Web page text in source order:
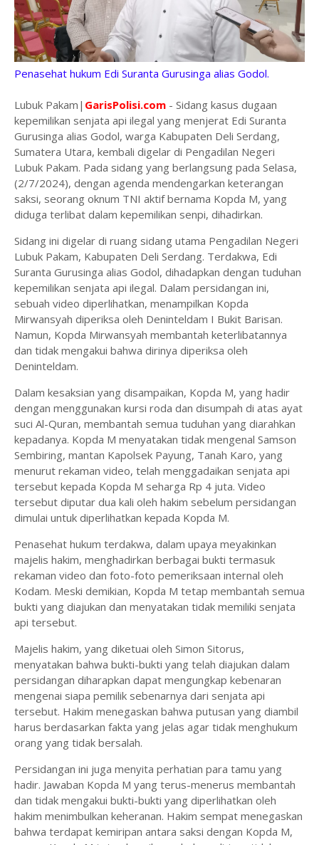
Penasehat hukum Edi Suranta Gurusinga alias Godol.
Lubuk Pakam| GarisPolisi.com - Sidang kasus dugaan
kepemilikan senjata api ilegal yang menjerat Edi Suranta
Gurusinga alias Godol, warga Kabupaten Deli Serdang,
Sumatera Utara, kembali digelar di Pengadilan Negeri
Lubuk Pakam. Pada sidang yang berlangsung pada Selasa,
(2/7/2024), dengan agenda mendengarkan keterangan
saksi, seorang oknum TNI aktif bernama Kopda M, yang
diduga terlibat dalam kepemilikan senpi, dihadirkan.
Sidang ini digelar di ruang sidang utama Pengadilan Negeri
Lubuk Pakam, Kabupaten Deli Serdang. Terdakwa, Edi
Suranta Gurusinga alias Godol, dihadapkan dengan tuduhan
kepemilikan senjata api ilegal. Dalam persidangan ini,
sebuah video diperlihatkan, menampilkan Kopda
Mirwansyah diperiksa oleh Deninteldam I Bukit Barisan.
Namun, Kopda Mirwansyah membantah keterlibatannya
dan tidak mengakui bahwa dirinya diperiksa oleh
Deninteldam.
Dalam kesaksian yang disampaikan, Kopda M, yang hadir
dengan menggunakan kursi roda dan disumpah di atas ayat
suci Al-Quran, membantah semua tuduhan yang diarahkan
kepadanya. Kopda M menyatakan tidak mengenal Samson
Sembiring, mantan Kapolsek Payung, Tanah Karo, yang
menurut rekaman video, telah menggadaikan senjata api
tersebut kepada Kopda M seharga Rp 4 juta. Video
tersebut diputar dua kali oleh hakim sebelum persidangan
dimulai untuk diperlihatkan kepada Kopda M.
Penasehat hukum terdakwa, dalam upaya meyakinkan
majelis hakim, menghadirkan berbagai bukti termasuk
rekaman video dan foto-foto pemeriksaan internal oleh
Kodam. Meski demikian, Kopda M tetap membantah semua
bukti yang diajukan dan menyatakan tidak memiliki senjata
api tersebut.
Majelis hakim, yang diketuai oleh Simon Sitorus,
menyatakan bahwa bukti-bukti yang telah diajukan dalam
persidangan diharapkan dapat mengungkap kebenaran
mengenai siapa pemilik sebenarnya dari senjata api
tersebut. Hakim menegaskan bahwa putusan yang diambil
harus berdasarkan fakta yang jelas agar tidak menghukum
orang yang tidak bersalah.
Persidangan ini juga menyita perhatian para tamu yang
hadir. Jawaban Kopda M yang terus-menerus membantah
dan tidak mengakui bukti-bukti yang diperlihatkan oleh
hakim menimbulkan keheranan. Hakim sempat menegaskan
bahwa terdapat kemiripan antara saksi dengan Kopda M,